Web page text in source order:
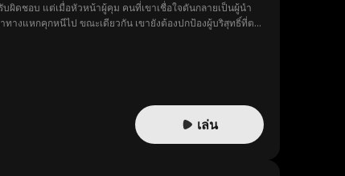
ผิดชอบ แต่เมื่อหัวหน้าผู้คุม คนที่เขาเชื่อใจดันกลายเป็นผู้นำ
างแหกคุกหนีไป ขณะเดียวกัน เขายังต้องปกป้องผู้บริสุทธิ์ที่ตก
เล่น